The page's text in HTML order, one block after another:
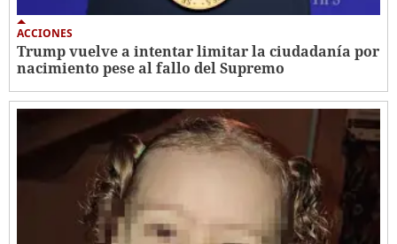
ACCIONES
Trump vuelve a intentar limitar la ciudadanía por
nacimiento pese al fallo del Supremo